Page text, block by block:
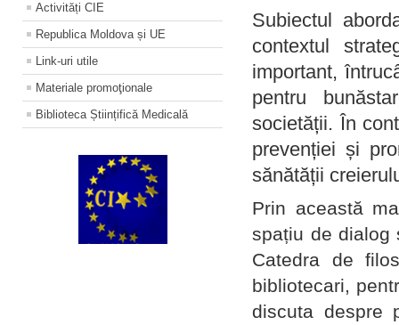
Activități CIE
Republica Moldova și UE
Link-uri utile
Materiale promoţionale
Biblioteca Științifică Medicală
Subiectul
contextul
important,
pentru
societății. În
prevenției și
sănătății
Prin această
spațiu de dialog
Catedra de
bibliotecari,
discuta despre